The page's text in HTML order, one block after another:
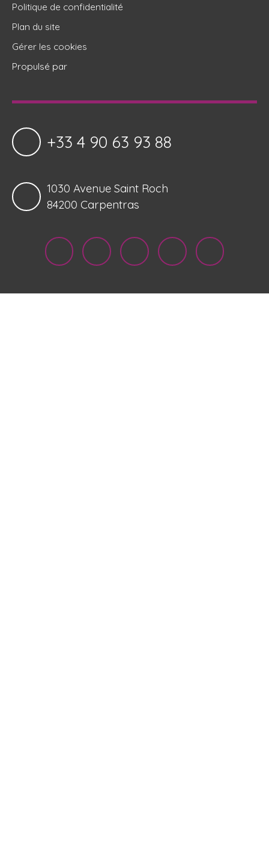
Politique de confidentialité
Plan du site
Gérer les cookies
Propulsé par
+33 4 90 63 93 88
1030 Avenue Saint Roch
84200 Carpentras